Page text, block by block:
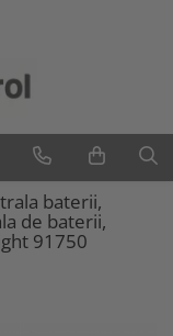
baterii,
de baterii,
91750